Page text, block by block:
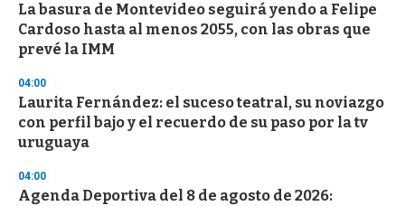
La basura de Montevideo seguirá yendo a Felipe
Cardoso hasta al menos 2055, con las obras que
prevé la IMM
04:00
Laurita Fernández: el suceso teatral, su noviazgo
con perfil bajo y el recuerdo de su paso por la tv
uruguaya
04:00
Agenda Deportiva del 8 de agosto de 2026: